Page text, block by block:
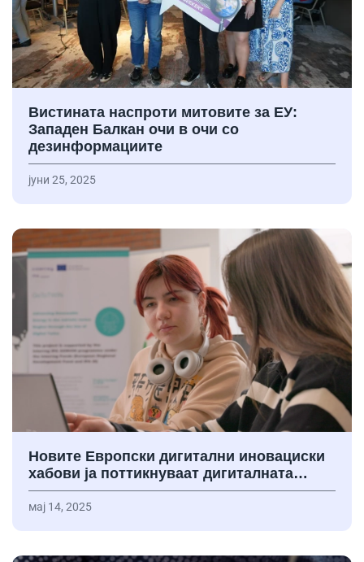
Вистината наспроти митовите за ЕУ:
Западен Балкан очи в очи со
дезинформациите
јуни 25, 2025
Новите Европски дигитални иновациски
хабови ја поттикнуваат дигиталната…
мај 14, 2025